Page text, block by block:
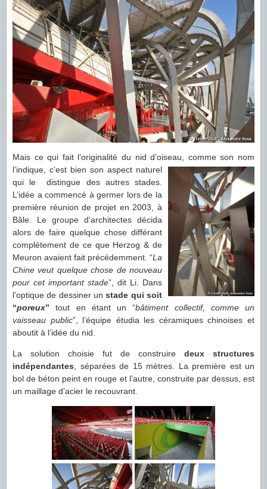
Mais ce qui fait l’originalité du nid d’oiseau, comme son nom
l’indique, c’est bien son aspect naturel
qui le distingue des autres stades.
L’idée a commencé à germer lors de la
première réunion de projet en 2003, à
Bâle. Le groupe d’architectes décida
alors de faire quelque chose différant
complètement de ce que Herzog & de
Meuron avaient fait précédemment. “La
Chine veut quelque chose de nouveau
pour cet important stade”, dit Li. Dans
l’optique de dessiner unstade qui soit
“poreux” tout en étant un “bâtiment collectif, comme un
vaisseau public”, l’équipe étudia les céramiques chinoises et
aboutit à l’idée du nid.
La solution choisie fut de construire deux structures
indépendantes , séparées de 15 mètres. La première est un
bol de béton peint en rouge et l’autre, construite par dessus, est
un maillage d’acier le recouvrant.